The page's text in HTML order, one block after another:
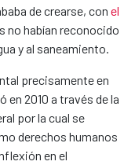
de crearse, con el
no habían reconocido
y al saneamiento.
precisamente en
2010 a través de la
por la cual se
derechos humanos
en el